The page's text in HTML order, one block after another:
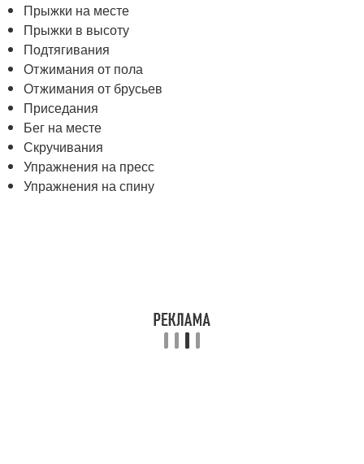
Прыжки на месте
Прыжки в высоту
Подтягивания
Отжимания от пола
Отжимания от брусьев
Приседания
Бег на месте
Скручивания
Упражнения на пресс
Упражнения на спину